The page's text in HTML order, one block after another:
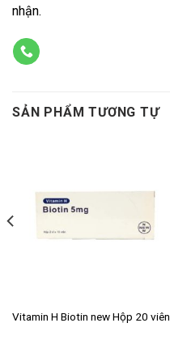
nhận.
SẢN PHẨM TƯƠNG TỰ
Vitamin H Biotin new Hộp 20 viên